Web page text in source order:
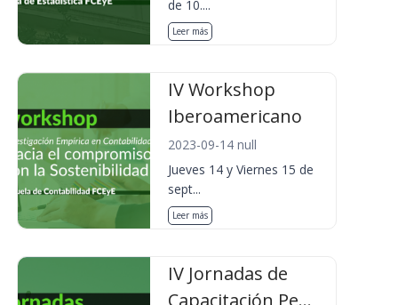
de 10....
Leer más
IV Workshop
Iberoamericano
2023-09-14 null
Jueves 14 y Viernes 15 de
sept...
Leer más
IV Jornadas de
Capacitación Pe...